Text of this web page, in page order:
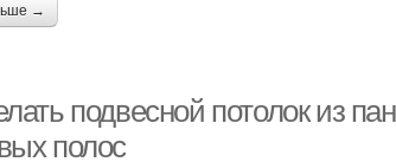
→
подвесной потолок из
полос